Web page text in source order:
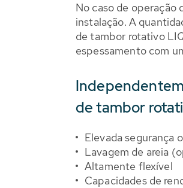
No caso de operação
instalação. A
de tambor rotativo
espessamento com
de tambor
Elevada segurança
Lavagem de areia
Altamente flexível
Capacidades de